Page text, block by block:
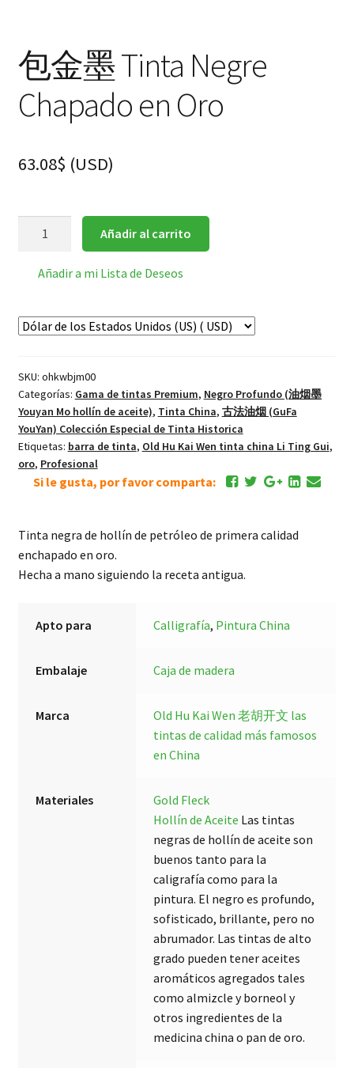
包金墨 Tinta Negre
Chapado en Oro
63.08$ (USD)
Chapado
cantidad
Añadir al carrito
Añadir a mi Lista de Deseos
SKU: ohkwbjm00
Categorías: Gama de tintas Premium, Negro Profundo (油烟墨
Youyan Mo hollín de aceite), Tinta China, 古法油烟 (GuFa
YouYan) Colección Especial de Tinta Historica
Etiquetas: barra de tinta, Old Hu Kai Wen tinta china Li Ting Gui,
oro, Profesional
Si le gusta, por favor comparta:
Tinta negra de hollín de petróleo de primera calidad
enchapado en oro.
Hecha a mano siguiendo la receta antigua.
Apto para Calligrafía, Pintura China
Embalaje Caja de madera
Marca Old Hu Kai Wen 老胡开文 las
tintas de calidad más famosos
en China
Materiales
Gold Fleck
Hollín de Aceite Las tintas
negras de hollín de aceite son
buenos tanto para la
caligrafía como para la
pintura. El negro es profundo,
sofisticado, brillante, pero no
abrumador. Las tintas de alto
grado pueden tener aceites
aromáticos agregados tales
como almizcle y borneol y
otros ingredientes de la
medicina china o pan de oro.